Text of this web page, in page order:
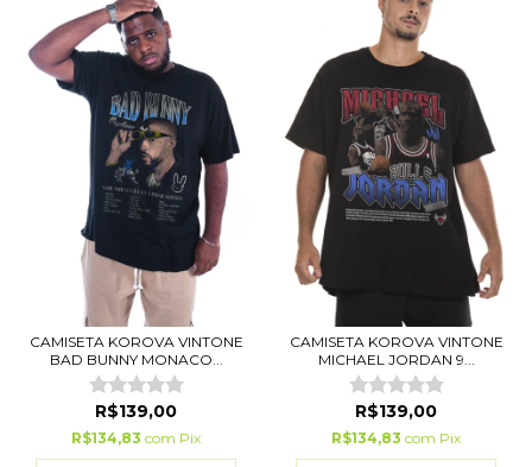
CAMISETA KOROVA VINTONE
BAD BUNNY MONACO...
R$139,00
R$134,83 com Pix
CAMISETA KOROVA VINTONE
MICHAEL JORDAN 9...
R$139,00
R$134,83 com Pix